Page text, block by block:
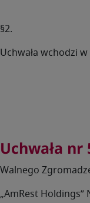
§2.
Uchwała wchodzi
Uchwała nr
Walnego
„AmRest Holdings”